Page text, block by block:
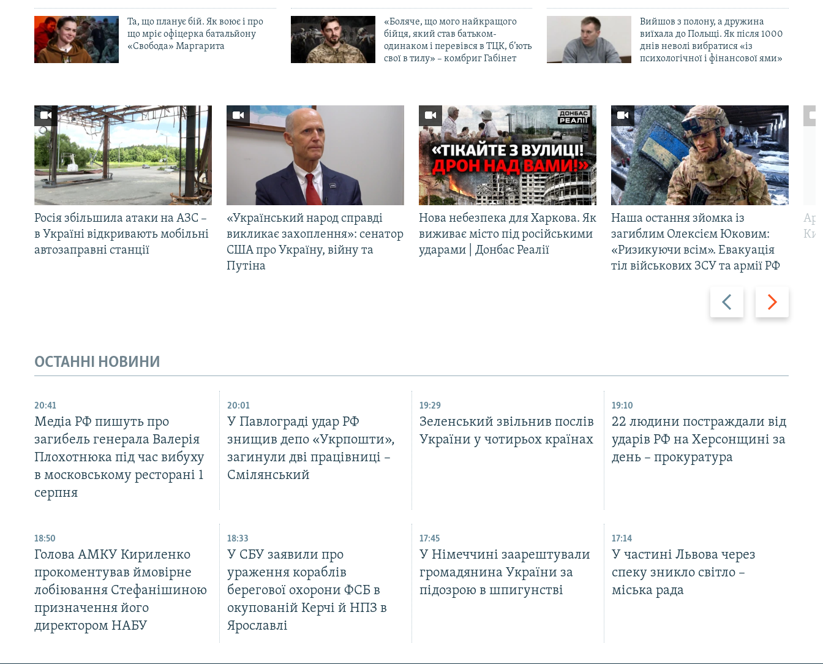
Та, що планує бій. Як воює і про
що мріє офіцерка батальйону
«Свобода» Маргарита
«Боляче, що мого найкращого
бійця, який став батьком-
одинаком і перевівся в ТЦК, б’ють
свої в тилу» – комбриг Габінет
Вийшов з полону, а дружина
виїхала до Польщі. Як після 1000
днів неволі вибратися «із
психологічної і фінансової ями»
Назад Вперед
Росія збільшила атаки на АЗС –
в Україні відкривають мобільні
автозаправні станції
«Український народ справді
викликає захоплення»: сенатор
США про Україну, війну та
Путіна
Нова небезпека для Харкова. Як
виживає місто під російськими
ударами | Донбас Реалії
Наша остання зйомка із
загиблим Олексієм Юковим:
«Ризикуючи всім». Евакуація
тіл військових ЗСУ та армії РФ
ОСТАННІ НОВИНИ
20:41
Медіа РФ пишуть про
загибель генерала Валерія
Плохотнюка під час вибуху
в московському ресторані 1
серпня
20:01
У Павлограді удар РФ
знищив депо «Укрпошти»,
загинули дві працівниці –
Смілянський
19:29
Зеленський звільнив послів
України у чотирьох країнах
19:10
22 людини постраждали від
ударів РФ на Херсонщині за
день – прокуратура
18:50
Голова АМКУ Кириленко
прокоментував ймовірне
лобіювання Стефанішиною
призначення його
директором НАБУ
18:33
У СБУ заявили про
ураження кораблів
берегової охорони ФСБ в
окупованій Керчі й НПЗ в
Ярославлі
17:45
У Німеччині заарештували
громадянина України за
підозрою в шпигунстві
17:14
У частині Львова через
спеку зникло світло –
міська рада